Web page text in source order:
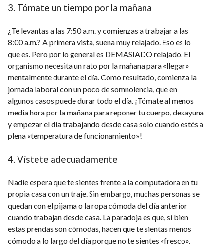
3. Tómate un tiempo por la mañana
¿Te levantas a las 7:50 a.m. y comienzas a trabajar a las
8:00 a.m.? A primera vista, suena muy relajado. Eso es lo
que es. Pero por lo general es DEMASIADO relajado. El
organismo necesita un rato por la mañana para «llegar»
mentalmente durante el día. Como resultado, comienza la
jornada laboral con un poco de somnolencia, que en
algunos casos puede durar todo el día. ¡Tómate al menos
media hora por la mañana para reponer tu cuerpo, desayuna
y empezar el día trabajando desde casa solo cuando estés a
plena «temperatura de funcionamiento»!
4. Vístete adecuadamente
Nadie espera que te sientes frente a la computadora en tu
propia casa con un traje. Sin embargo, muchas personas se
quedan con el pijama o la ropa cómoda del día anterior
cuando trabajan desde casa. La paradoja es que, si bien
estas prendas son cómodas, hacen que te sientas menos
cómodo a lo largo del día porque no te sientes «fresco».